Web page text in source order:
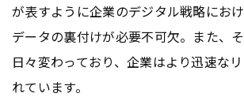
が表すように企業のデジタル戦略にお
データの裏付けが必要不可欠。また、
日々変わっており、企業はより迅速な
れています。